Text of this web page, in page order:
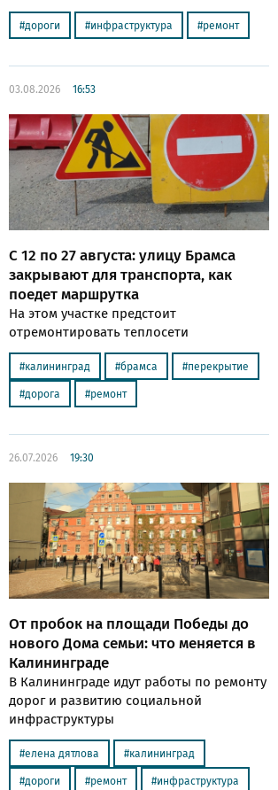
дороги инфраструктура ремонт
03.08.2026 16:53
С 12 по 27 августа: улицу Брамса
закрывают для транспорта, как
поедет маршрутка
На этом участке предстоит
отремонтировать теплосети
калининград брамса перекрытие
дорога ремонт
26.07.2026 19:30
От пробок на площади Победы до
нового Дома семьи: что меняется в
Калининграде
В Калининграде идут работы по ремонту
дорог и развитию социальной
инфраструктуры
елена дятлова калининград
дороги ремонт инфраструктура